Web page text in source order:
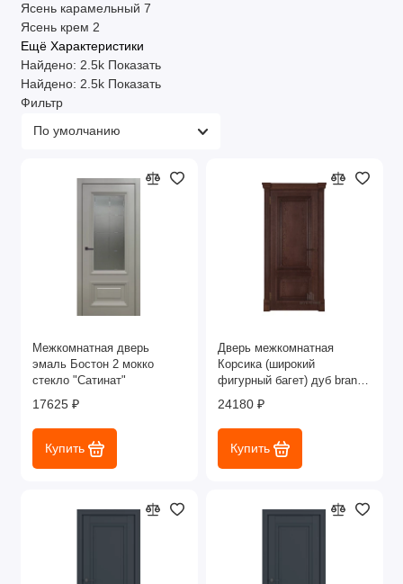
Ясень карамельный 7
Ясень крем 2
Ещё Характеристики
Найдено: 2.5k Показать
Найдено: 2.5k Показать
Фильтр
Межкомнатная дверь
эмаль Бостон 2 мокко
стекло "Сатинат"
17625 ₽
Купить
Дверь межкомнатная
Корсика (широкий
фигурный багет) дуб brandy
глухая
24180 ₽
Купить